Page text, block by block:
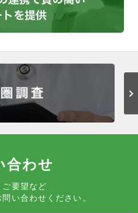
合わせ
ご要望など
い合わせください。